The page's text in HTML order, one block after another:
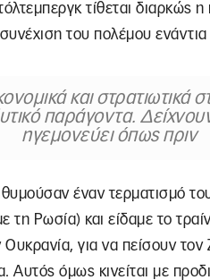
τίθεται διαρκώς
του πολέμου
και στρατιωτικά
παράγοντα.
ηγεμονεύει όπως πριν
έναν τερματισμό
τη Ρωσία) και είδαμε το
για να πείσουν
Αυτός όμως κινείται με